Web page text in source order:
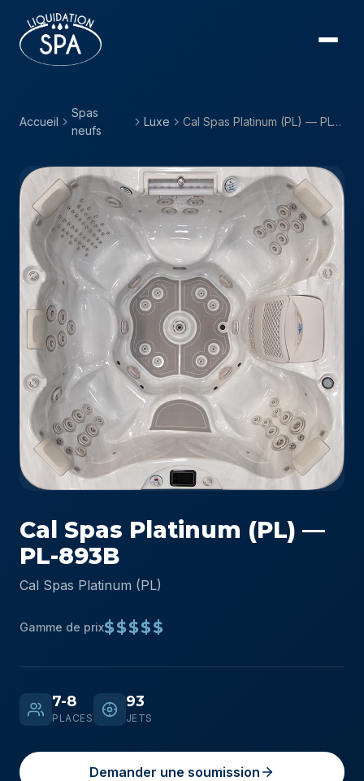
Accueil
Spas
neufs
Luxe Cal Spas Platinum (PL) — PL-893B
Cal Spas Platinum (PL) —
PL-893B
Cal Spas Platinum (PL)
Gamme de prix$$$$$
7-8
PLACES
93
JETS
Demander une soumission